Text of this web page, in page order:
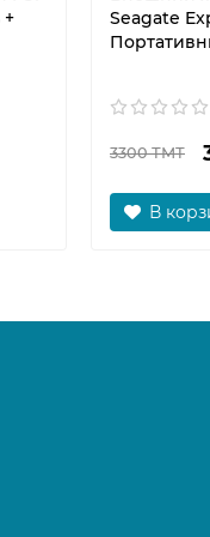
+
Seagate
3300 ТМТ
В